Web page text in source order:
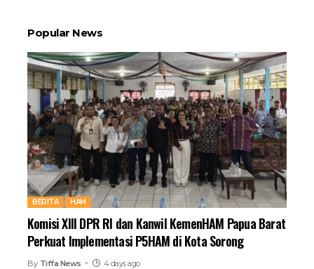
Popular News
BERITA HAM
Komisi XIII DPR RI dan Kanwil KemenHAM Papua Barat
Perkuat Implementasi P5HAM di Kota Sorong
By Tiffa News 4 days ago